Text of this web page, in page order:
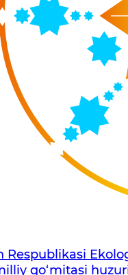
Respublikasi
qo‘mitasi